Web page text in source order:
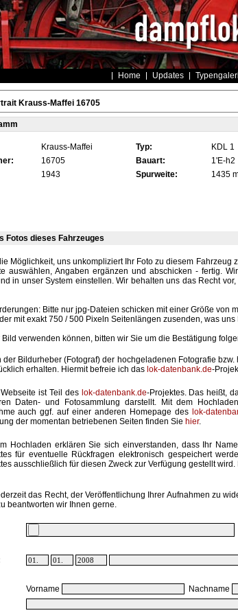
Home Updates
Krauss-Maffei 16705
Krauss-Maffei Typ: KDL 1
16705 Bauart: 1'E-h2
1943 Spurweite:
1435
Fotos dieses Fahrzeuges
Möglichkeit, uns unkompliziert Ihr Foto zu diesem
auswählen, Angaben ergänzen und abschicken - fertig.
in unser System einstellen. Wir behalten uns das Recht
Bitte nur jpg-Dateien schicken mit einer Größe von
mit exakt 750 / 500 Pixeln Seitenlängen zusenden, was
Bild verwenden können, bitten wir Sie um die Bestätigung
der Bildurheber (Fotograf) der hochgeladenen Fotografie
erhalten. Hiermit befreie ich das lok-datenbank.de-
ist Teil des lok-datenbank.de-Projektes. Das heißt,
Daten- und Fotosammlung darstellt. Mit dem
auch ggf. auf einer anderen Homepage des lok-
der momentan betriebenen Seiten finden Sie hier.
Hochladen erklären Sie sich einverstanden, dass Ihr
für eventuelle Rückfragen elektronisch gespeichert
ausschließlich für diesen Zweck zur Verfügung gestellt
das Recht, der Veröffentlichung Ihrer Aufnahmen zu
beantworten wir Ihnen gerne.
Vorname
Nachname